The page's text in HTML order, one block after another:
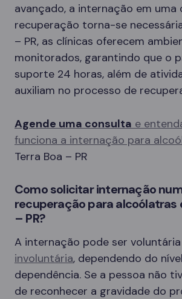
avançado, a internação em uma
recuperação torna-se
– PR, as clínicas oferecem
monitorados, garantindo que o
suporte 24 horas, além de
auxiliam no processo de
Agende uma consulta e
funciona a internação para
Terra Boa – PR
Como solicitar internação
recuperação para alcoólatras
– PR?
A internação pode ser
involuntária, dependendo do
dependência. Se a pessoa não
de reconhecer a gravidade do